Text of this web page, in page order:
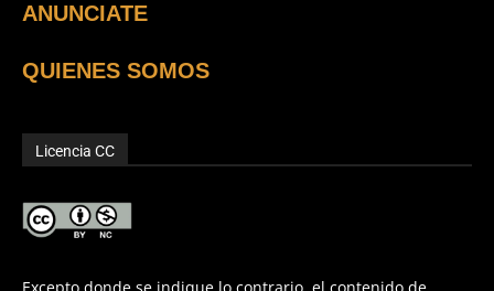
ANUNCIATE
QUIENES SOMOS
Licencia CC